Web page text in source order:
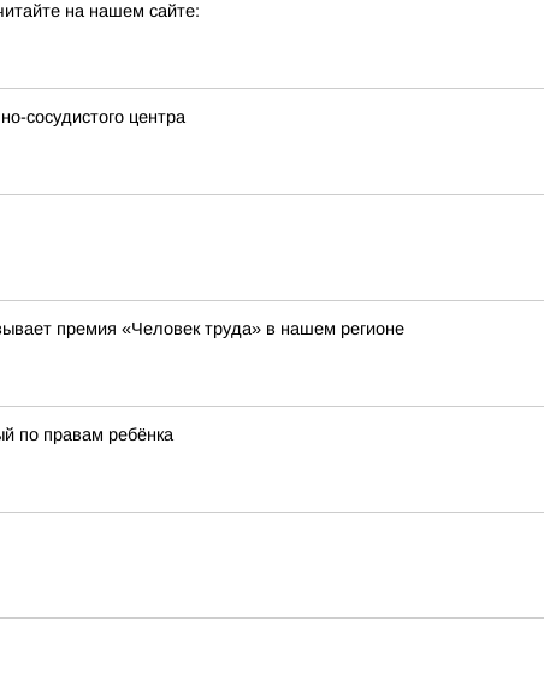
на нашем сайте:
сосудистого центра
премия «Человек труда» в нашем регионе
по правам ребёнка